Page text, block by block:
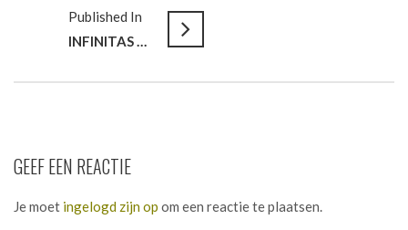
Published In
INFINITAS LEARNING // Online samenwerken als next step
GEEF EEN REACTIE
Je moet ingelogd zijn op om een reactie te plaatsen.